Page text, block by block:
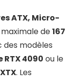
ATX, Micro-
de167
des modèles
RTX 4090 ou le
. Les